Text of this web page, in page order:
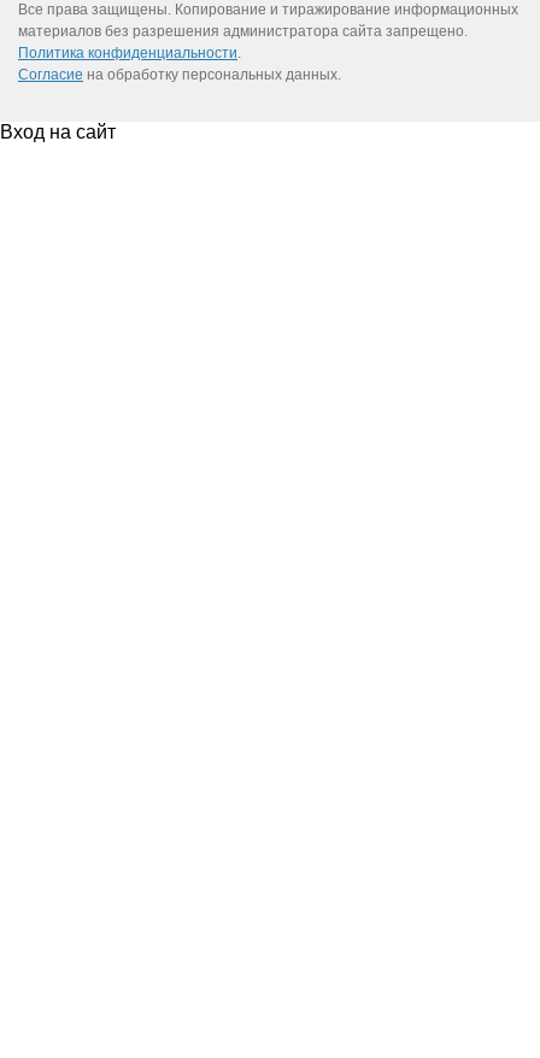
Все права защищены. Копирование и тиражирование информационных
материалов без разрешения администратора сайта запрещено.
Политика конфиденциальности.
Согласие на обработку персональных данных.
Вход на сайт